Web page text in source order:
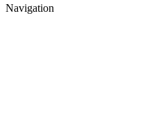
Navigation